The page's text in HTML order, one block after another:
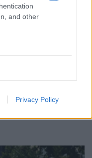
and other
Privacy Policy
σήμερα η
Βρετανία